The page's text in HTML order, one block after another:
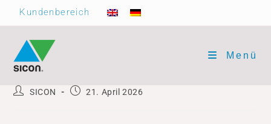
Kundenbereich
Menü
SICON 21. April 2026